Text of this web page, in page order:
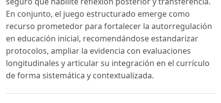
En conjunto, el juego estructurado emerge como
recurso prometedor para fortalecer la autorregulación
en educación inicial, recomendándose estandarizar
protocolos, ampliar la evidencia con evaluaciones
longitudinales y articular su integración en el currículo
de forma sistemática y contextualizada.